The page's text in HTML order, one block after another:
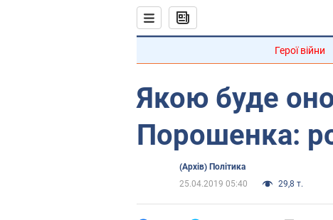
Герої війни
Якою буде
Порошенка:
(Архів) Політика
25.04.2019 05:40
29,8 т.